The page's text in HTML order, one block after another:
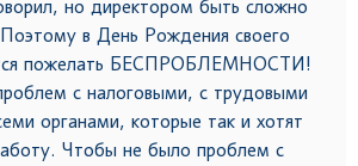
но директором быть сложно
в День Рождения своего
пожелать БЕСПРОБЛЕМНОСТИ!
с налоговыми, с трудовыми
органами, которые так и хотят
Чтобы не было проблем с